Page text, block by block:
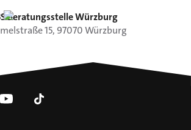
Beratungsstelle Würzburg
15,97070Würzburg